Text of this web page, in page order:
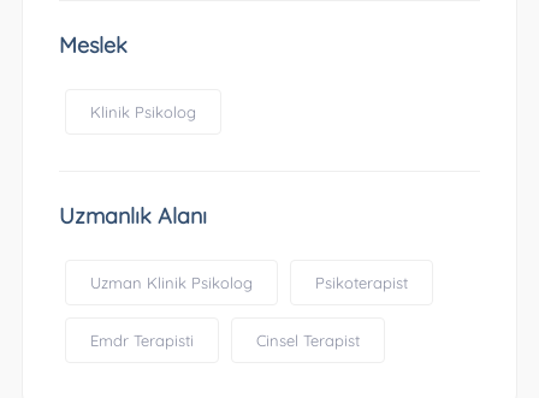
Meslek
Klinik Psikolog
Uzmanlık Alanı
Uzman Klinik Psikolog Psikoterapist
Emdr Terapisti Cinsel Terapist